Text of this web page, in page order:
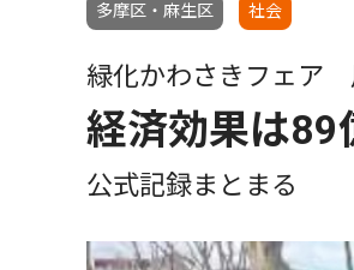
多摩区・麻生区 社会
緑化かわさきフェア
経済効果は89
公式記録まとまる